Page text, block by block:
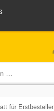
für Erstbesteller